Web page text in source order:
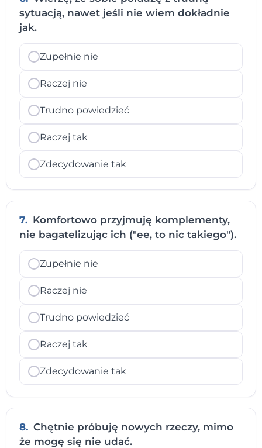
sytuacją, nawet jeśli nie wiem dokładnie
jak.
Zupełnie nie
Raczej nie
Trudno powiedzieć
Raczej tak
Zdecydowanie tak
7. Komfortowo przyjmuję komplementy,
nie bagatelizując ich ("ee, to nic takiego").
Zupełnie nie
Raczej nie
Trudno powiedzieć
Raczej tak
Zdecydowanie tak
8. Chętnie próbuję nowych rzeczy, mimo
że mogę się nie udać.